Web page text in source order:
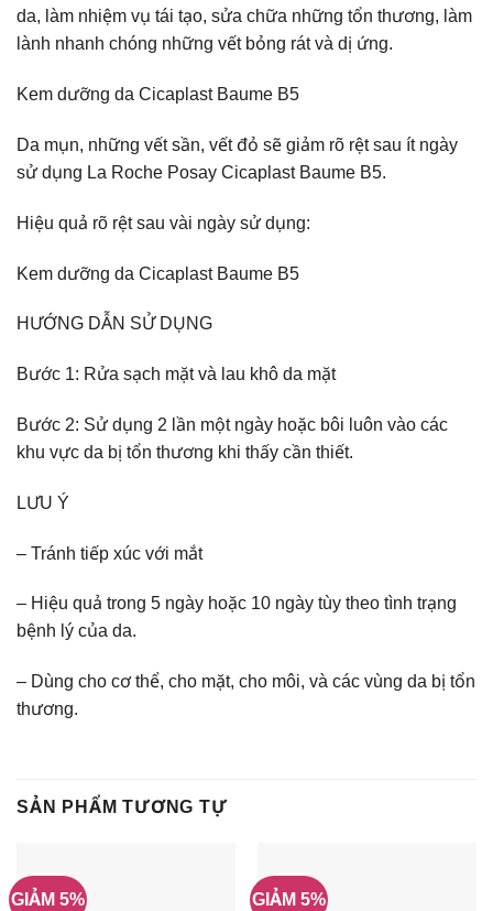
da, làm nhiệm vụ tái tạo, sửa chữa những tổn thương, làm
lành nhanh chóng những vết bỏng rát và dị ứng.
Kem dưỡng da Cicaplast Baume B5
Da mụn, những vết sần, vết đỏ sẽ giảm rõ rệt sau ít ngày
sử dụng La Roche Posay Cicaplast Baume B5.
Hiệu quả rõ rệt sau vài ngày sử dụng:
Kem dưỡng da Cicaplast Baume B5
HƯỚNG DẪN SỬ DỤNG
Bước 1: Rửa sạch mặt và lau khô da mặt
Bước 2: Sử dụng 2 lần một ngày hoặc bôi luôn vào các
khu vực da bị tổn thương khi thấy cần thiết.
LƯU Ý
– Tránh tiếp xúc với mắt
– Hiệu quả trong 5 ngày hoặc 10 ngày tùy theo tình trạng
bệnh lý của da.
– Dùng cho cơ thể, cho mặt, cho môi, và các vùng da bị tổn
thương.
SẢN PHẨM TƯƠNG TỰ
GIẢM 5% GIẢM 5%